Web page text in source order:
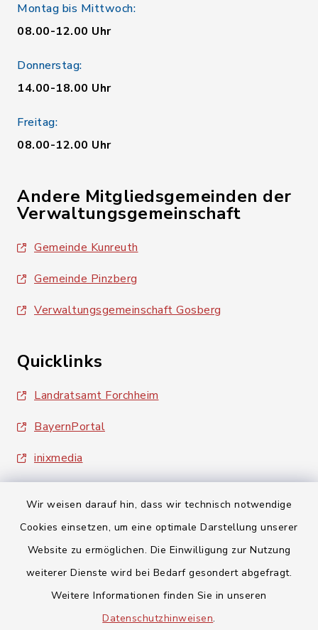
Wir weisen darauf hin, dass wir technisch notwendige
Cookies einsetzen, um eine optimale Darstellung unserer
Website zu ermöglichen. Die Einwilligung zur Nutzung
weiterer Dienste wird bei Bedarf gesondert abgefragt.
Weitere Informationen finden Sie in unseren
Datenschutzhinweisen.
Montag bis Mittwoch:
08.00-12.00 Uhr
Donnerstag:
14.00-18.00 Uhr
Freitag:
08.00-12.00 Uhr
Andere Mitgliedsgemeinden der
Verwaltungsgemeinschaft
Gemeinde Kunreuth
Gemeinde Pinzberg
Verwaltungsgemeinschaft Gosberg
Quicklinks
Landratsamt Forchheim
BayernPortal
inixmedia
Barrierefreiheit